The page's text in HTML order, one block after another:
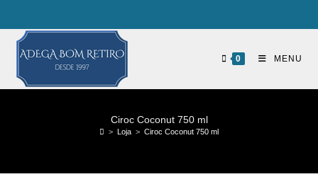
0 MENU
Ciroc Coconut 750 ml
> Loja > Ciroc Coconut 750 ml